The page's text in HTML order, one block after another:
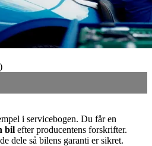
)
i servicebogen. Du får en
bil efter producentens forskrifter.
dele så bilens garanti er sikret.